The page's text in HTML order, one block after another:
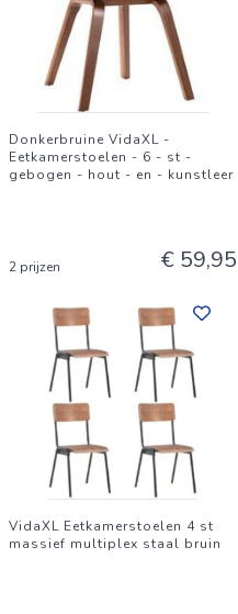
Donkerbruine VidaXL -
Eetkamerstoelen - 6 - st -
gebogen - hout - en - kunstleer
2 prijzen € 59,95
VidaXL Eetkamerstoelen 4 st
massief multiplex staal bruin